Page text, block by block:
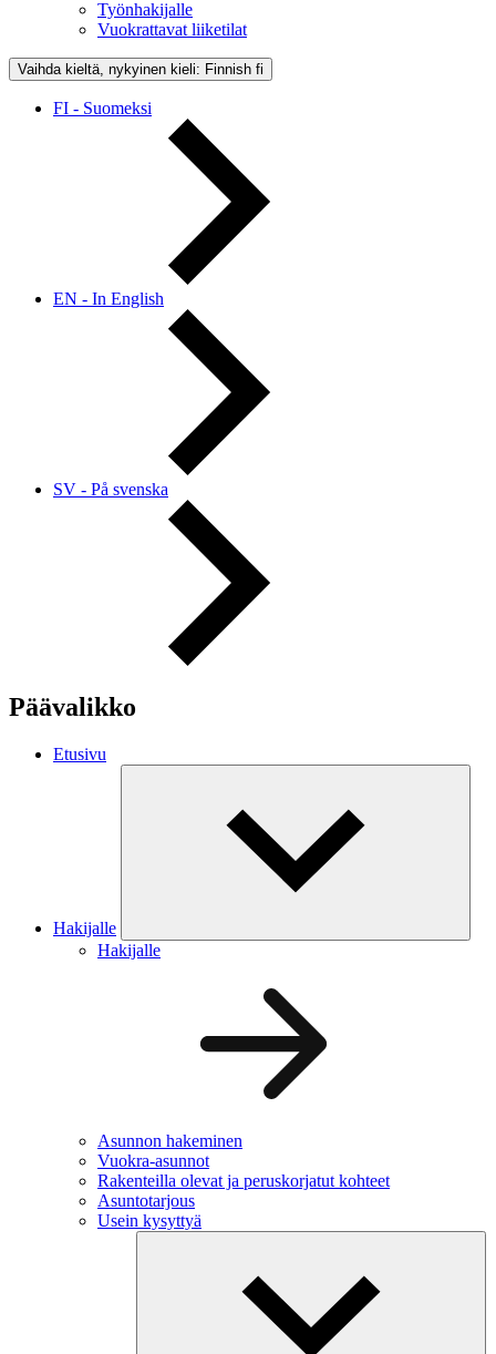
Työnhakijalle
Vuokrattavat liiketilat
Vaihda kieltä, nykyinen kieli: Finnish fi
FI - Suomeksi
EN - In English
SV - På svenska
Päävalikko
Etusivu
Hakijalle
Hakijalle
Asunnon hakeminen
Vuokra-asunnot
Rakenteilla olevat ja peruskorjatut kohteet
Asuntotarjous
Usein kysyttyä